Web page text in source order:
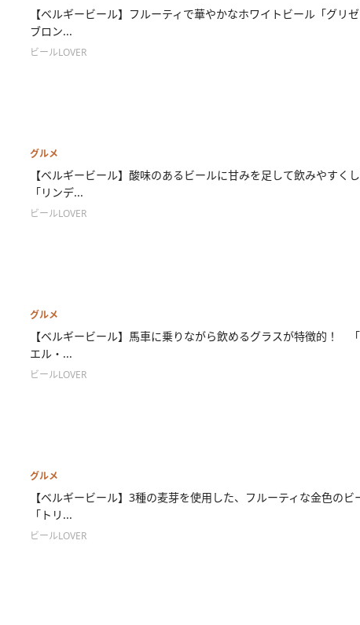
【ベルギービール】フルーティで華やかなホワイトビール「グリ
ブロン...
ビールLOVER
グルメ
【ベルギービール】酸味のあるビールに甘みを足して飲みやすく
「リンデ...
ビールLOVER
グルメ
【ベルギービール】馬車に乗りながら飲めるグラスが特徴的！
エル・...
ビールLOVER
グルメ
【ベルギービール】3種の麦芽を使用した、フルーティな金色のビ
「トリ...
ビールLOVER